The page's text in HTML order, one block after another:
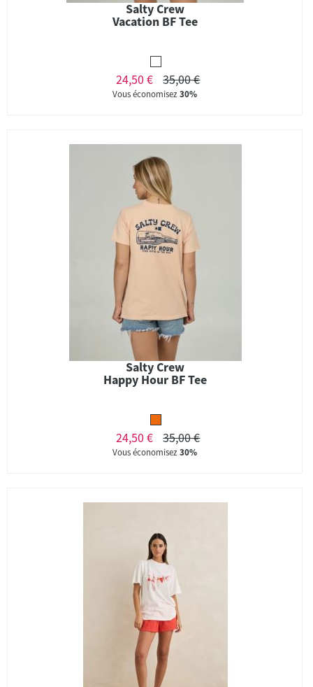
Salty Crew
Vacation BF Tee
24,50 € 35,00 €
Vous économisez30%
Salty Crew
Happy Hour BF Tee
24,50 € 35,00 €
Vous économisez30%